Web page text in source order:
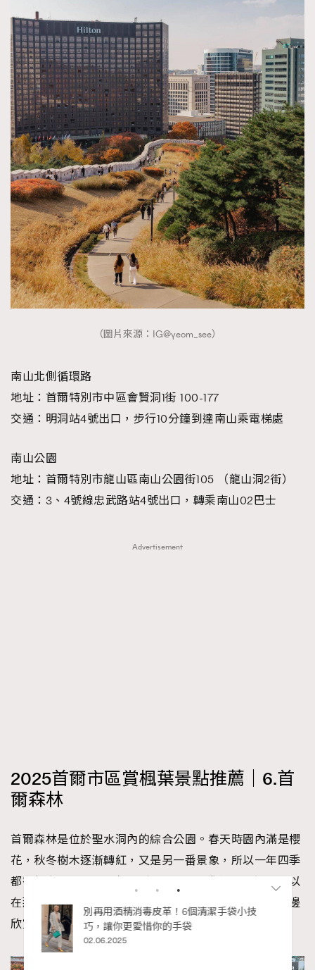
（圖片來源：IG@yeom_see）
南山北側循環路
地址：首爾特別市中區會賢洞1街 100-177
交通：明洞站4號出口，步行10分鐘到達南山乘電梯處
南山公園
地址：首爾特別市龍山區南山公園街105 （龍山洞2街）
交通：3、4號線忠武路站4號出口，轉乘南山02巴士
Advertisement
2025首爾市區賞楓葉景點推薦｜6.首
爾森林
首爾森林是位於聖水洞內的綜合公園。春天時園內滿是櫻
花，秋冬樹木逐漸轉紅，又是另一番景象，所以一年四季
都有很多人來公園野餐、踩單車。公園鄰近聖水洞，可以
在那邊的咖啡店買一些飲料麵包，到這邊席地而坐，一邊
欣賞紅葉，一邊聊天、吃下午茶。
的顯
別再用酒精消毒皮革！6個清潔手袋小技
巧，讓你更愛惜你的手袋
02.06.2025